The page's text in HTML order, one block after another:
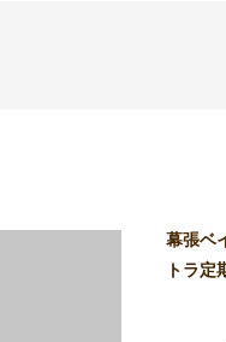
幕張ベ
トラ定